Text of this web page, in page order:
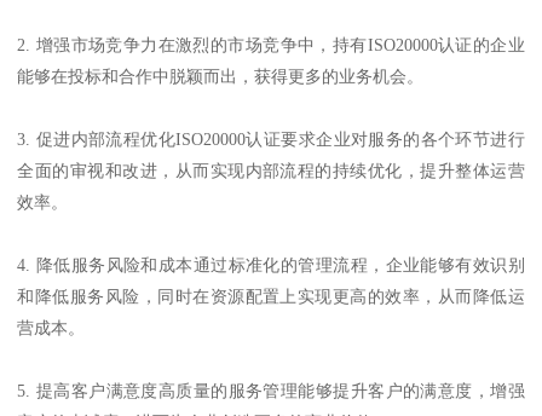
2. 增强市场竞争力在激烈的市场竞争中，持有ISO20000认证的企业
能够在投标和合作中脱颖而出，获得更多的业务机会。
3. 促进内部流程优化ISO20000认证要求企业对服务的各个环节进行
全面的审视和改进，从而实现内部流程的持续优化，提升整体运营
效率。
4. 降低服务风险和成本通过标准化的管理流程，企业能够有效识别
和降低服务风险，同时在资源配置上实现更高的效率，从而降低运
营成本。
5. 提高客户满意度高质量的服务管理能够提升客户的满意度，增强